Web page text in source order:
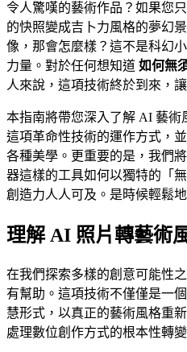
令人驚嘆的藝術作品？如果您
的快照變成吉卜力風格的夢幻
像，那會怎麼樣？這不是科幻
力量。對於任何想知道 如何無
人來說，這項技術終於到來，
本指南將帶您深入了解 AI 藝術
這項革命性技術的運作方式，
各種美學。更重要的是，我們
器這樣的工具如何以獨特的「
創造力人人可及。是時候輕鬆地
理解 AI 照片轉藝術
在我們探索多樣的創意可能性
有幫助。這項技術不僅僅是一
慧形式，以真正的藝術風格重
處理數位創作方式的根本性轉變